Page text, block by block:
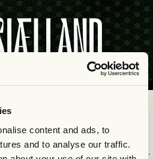
content and ads, to
and to analyse our traffic.
23/7
herrar hemma mot FC
med avspark kl 19.00! Fredrik